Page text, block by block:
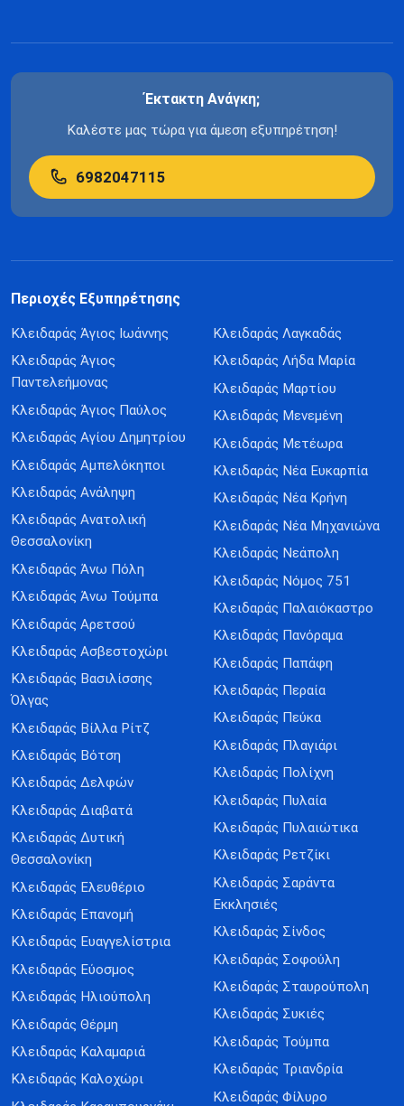
Έκτακτη Ανάγκη;
Καλέστε μας τώρα για άμεση εξυπηρέτηση!
6982047115
Περιοχές Εξυπηρέτησης
Κλειδαράς Άγιος Ιωάννης
Κλειδαράς Άγιος
Παντελεήμονας
Κλειδαράς Άγιος Παύλος
Κλειδαράς Αγίου Δημητρίου
Κλειδαράς Αμπελόκηποι
Κλειδαράς Ανάληψη
Κλειδαράς Ανατολική
Θεσσαλονίκη
Κλειδαράς Άνω Πόλη
Κλειδαράς Άνω Τούμπα
Κλειδαράς Αρετσού
Κλειδαράς Ασβεστοχώρι
Κλειδαράς Βασιλίσσης
Όλγας
Κλειδαράς Βίλλα Ρίτζ
Κλειδαράς Βότση
Κλειδαράς Δελφών
Κλειδαράς Διαβατά
Κλειδαράς Δυτική
Θεσσαλονίκη
Κλειδαράς Ελευθέριο
Κλειδαράς Επανομή
Κλειδαράς Ευαγγελίστρια
Κλειδαράς Εύοσμος
Κλειδαράς Ηλιούπολη
Κλειδαράς Θέρμη
Κλειδαράς Καλαμαριά
Κλειδαράς Καλοχώρι
Κλειδαράς Λαγκαδάς
Κλειδαράς Λήδα Μαρία
Κλειδαράς Μαρτίου
Κλειδαράς Μενεμένη
Κλειδαράς Μετέωρα
Κλειδαράς Νέα Ευκαρπία
Κλειδαράς Νέα Κρήνη
Κλειδαράς Νέα Μηχανιώνα
Κλειδαράς Νεάπολη
Κλειδαράς Νόμος 751
Κλειδαράς Παλαιόκαστρο
Κλειδαράς Πανόραμα
Κλειδαράς Παπάφη
Κλειδαράς Περαία
Κλειδαράς Πεύκα
Κλειδαράς Πλαγιάρι
Κλειδαράς Πολίχνη
Κλειδαράς Πυλαία
Κλειδαράς Πυλαιώτικα
Κλειδαράς Ρετζίκι
Κλειδαράς Σαράντα
Εκκλησιές
Κλειδαράς Σίνδος
Κλειδαράς Σοφούλη
Κλειδαράς Σταυρούπολη
Κλειδαράς Συκιές
Κλειδαράς Τούμπα
Κλειδαράς Τριανδρία
Κλειδαράς Φίλυρο